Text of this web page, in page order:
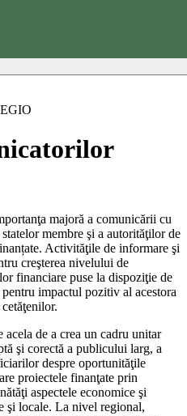
majoră a comunicării cu
membre şi a autorităţilor de
Activităţile de informare şi
creşterea nivelului de
financiare puse la dispoziţie de
impactul pozitiv al acestora
de a crea un cadru unitar
şi corectă a publicului larg, a
despre oportunităţile
proiectele finanţate prin
aspectele economice şi
şi locale. La nivel regional,